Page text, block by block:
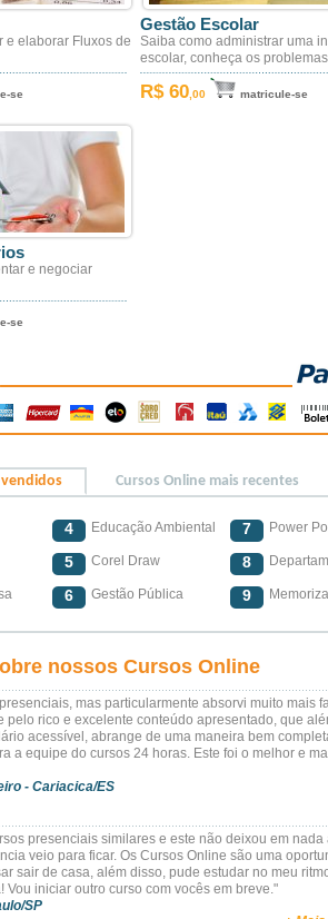
e elaborar Fluxos de
se
Gestão Escolar
Saiba como administrar uma
escolar, conheça os
R$ 60 ,00 matricule-se
e negociar
se
vendidos Cursos Online mais recentes
4 Educação Ambiental
5 Corel Draw
6 Gestão Pública
7 Power
8
9
nossos Cursos Online
mas particularmente absorvi muito mais
pelo rico e excelente conteúdo apresentado, que
acessível, abrange de uma maneira bem
a equipe do cursos 24 horas. Este foi o melhor e
- Cariacica/ES
presenciais similares e este não deixou em nada
veio para ficar. Os Cursos Online são uma
sair de casa, além disso, pude estudar no meu
Vou iniciar outro curso com vocês em breve."
SP